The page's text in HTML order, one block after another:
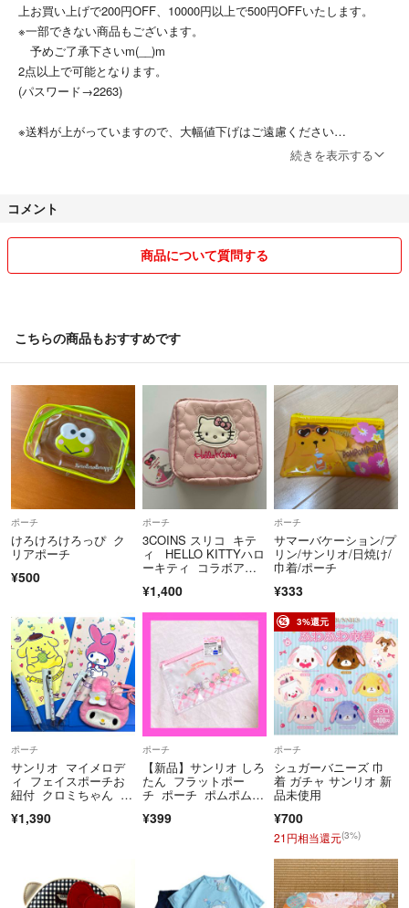
上お買い上げで200円OFF、10000円以上で500円OFFいたします。
※一部できない商品もございます。
予めご了承下さいm(__)m
2点以上で可能となります。
(パスワード→2263)
※送料が上がっていますので、大幅値下げはご遠慮ください
※理由のない普通、悪い評価をされた方はブロックします。
☆自宅保管のため完璧を求める方はご遠慮ください。
☆値下げは常識の範囲内でお願いします。
送料や手数料があるのでお気持ち程度しか出来ないのでご了承ください
☆発送方法は定形外もしくはメール便です。
保証がない為発送事故が起きた場合は責任を負いません。
いたしますm(__)m
☆プラスチック類はプチプチ包装させて頂いています。
その他は袋を二重にしての発送です。
台紙が折れ曲がったと言われたことがありますが神経質な方は購入を控
えていただくか購入者様が送料を負担していただき、ゆうパック等の保
証のある発送方法をお選びください。
こちらも出来る限り丁寧な梱包を心掛けておりますので宜しくお願いし
ます。
☆厚さがあるものに関しましては厚みを抑えての発送となります。予め
ご了承ください。
☆発送に希望がある方は購入前にコメントをお願いいたします。
購入後の発送日の希望等受け付けません。
仕事をしていますので基本的に土日の発送です。
発送の目安は4～7日にさせていただいております。
お支払い完了から最大7日お時間を頂戴しております。
☆ポスト投函することがあります!
発送した日と消印が1日違うと評価でコメントいただきましたがポスト
投函の場合集荷時間が決まっていますので日にちがズレることがありま
☆他のサイトでもお取り引きをしていますのでタイミングによっては売
続きを表示する
コメント
商品について質問する
こちらの商品もおすすめです
ポーチ
けろけろけろっぴ ク
リアポーチ
¥500
ポーチ
3COINS スリコ キテ
ィ HELLO KITTYハロ
ーキティ コラボアイ
¥1,400
ポーチ
サマーバケーション/プ
リン/サンリオ/日焼け/
巾着/ポーチ
¥333
ポーチ
サンリオ マイメロデ
ィ フェイスポーチお
紐付 クロミちゃん ボ
年 レア
¥1,390
ポーチ
【新品】サンリオ しろ
たん フラットポー
チ ポーチ ポムポムプ
¥399
3%還元
ポーチ
シュガーバニーズ 巾
着 ガチャ サンリオ 新
品未使用
¥700
21円相当還元(3%)